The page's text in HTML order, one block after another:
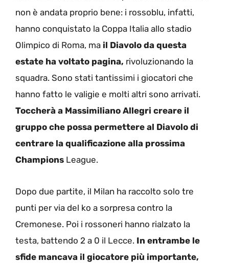
non è andata proprio bene: i rossoblu, infatti,
hanno conquistato la Coppa Italia allo stadio
Olimpico di Roma, ma il Diavolo da questa
estate ha voltato pagina, rivoluzionando la
squadra. Sono stati tantissimi i giocatori che
hanno fatto le valigie e molti altri sono arrivati.
Toccherà a Massimiliano Allegri creare il
gruppo che possa permettere al Diavolo di
centrare la qualificazione alla prossima
Champions League.
Dopo due partite, il Milan ha raccolto solo tre
punti per via del ko a sorpresa contro la
Cremonese. Poi i rossoneri hanno rialzato la
testa, battendo 2 a 0 il Lecce. In entrambe le
sfide mancava il giocatore più importante,